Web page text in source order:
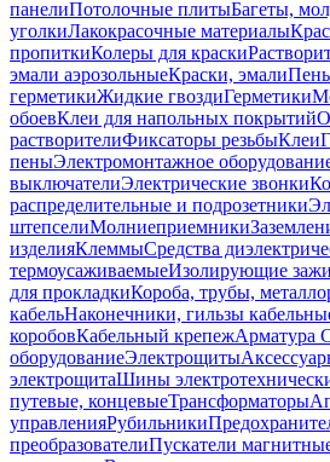
панелиПотолочные плитыБагеты,
уголкиЛакокрасочные материалы
пропиткиКолеры для краски
эмали аэрозольныеКраски, эмали
герметикиЖидкие гвоздиГерметики
обоевКлеи для напольных покрытий
растворителиФиксаторы резьбыКлеи
пеныЭлектромонтажное
выключателиЭлектрические звонки
распределительные и подрозетники
штепселиМолниеприемники
изделияКлеммыСредства
термоусаживаемыеИзолирующие
для прокладкиКороба, трубы,
кабельНаконечники, гильзы
коробовКабельный крепежАрматура
оборудованиеЭлектрощиты
электрощитаШины
путевые, концевыеТрансформаторы
управленияРубильники
преобразователиПускатели